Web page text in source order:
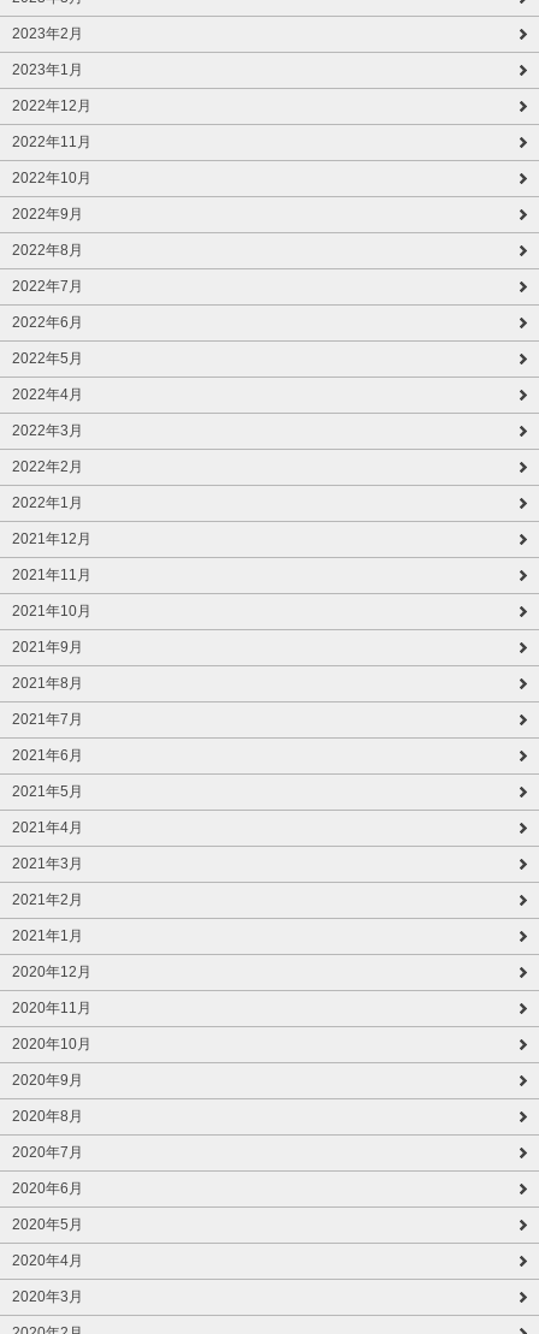
2023年2月
2023年1月
2022年12月
2022年11月
2022年10月
2022年9月
2022年8月
2022年7月
2022年6月
2022年5月
2022年4月
2022年3月
2022年2月
2022年1月
2021年12月
2021年11月
2021年10月
2021年9月
2021年8月
2021年7月
2021年6月
2021年5月
2021年4月
2021年3月
2021年2月
2021年1月
2020年12月
2020年11月
2020年10月
2020年9月
2020年8月
2020年7月
2020年6月
2020年5月
2020年4月
2020年3月